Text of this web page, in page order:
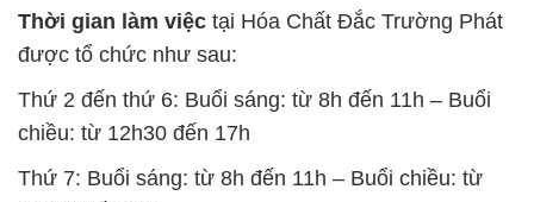
Thứ 7: Buổi sáng: từ 8h đến 11h – Buổi chiều: từ
12h30 đến 16h
Chủ nhật: Nghỉ chủ nhật hàng tuần
thủ giờ làm việc để đảm bảo sự hỗ trợ tốt nhất cho